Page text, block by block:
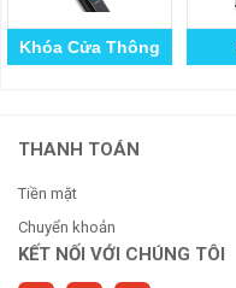
Khóa Cửa Thông
THANH TOÁN
Tiền mặt
Chuyển khoản
KẾT NỐI VỚI CHÚNG TÔI